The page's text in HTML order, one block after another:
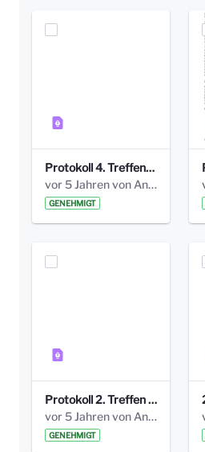
Protokoll 4. Treffen_20141113 AG Bismarckplatz.pdf
vor 5 Jahren von Anni Schlumberger
GENEHMIGT
Protokoll 2. Treffen 20140315 AG Bismarckplatz.pdf
vor 5 Jahren von Anni Schlumberger
GENEHMIGT